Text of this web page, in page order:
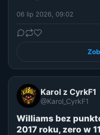
06 lip 2026, 09:02
Karol z CyrkF1
@Karol_CyrkF1
Williams bez
2017 roku, zero w